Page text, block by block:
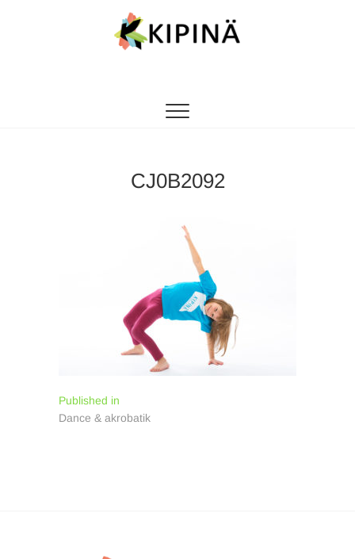
CJ0B2092
Inläggsnavigering
Published in
Dance & akrobatik